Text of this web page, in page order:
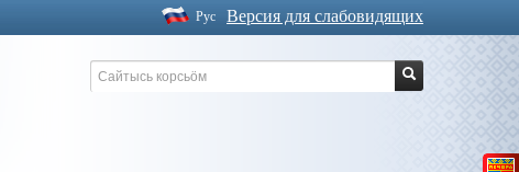
Версия для слабовидящих
Рус